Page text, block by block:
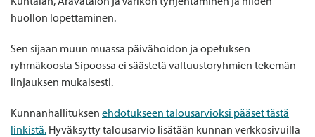
huollon lopettaminen.
Sen sijaan muun muassa päivähoidon ja opetuksen
ryhmäkoosta Sipoossa ei säästetä valtuustoryhmien tekemän
linjauksen mukaisesti.
Kunnanhallituksenehdotukseen talousarvioksi pääset tästä
linkistä. Hyväksytty talousarvio lisätään kunnan verkkosivuilla